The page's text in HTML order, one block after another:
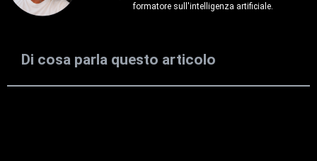
formatore sull'intelligenza artificiale.
Di cosa parla questo articolo